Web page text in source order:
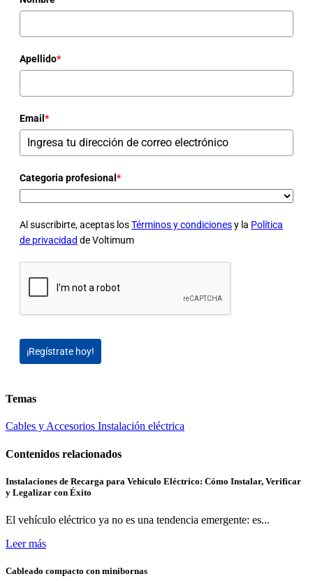
Apellido*
Email *
Categoria profesional *
Al suscribirte, aceptas losTérminos y condicionesy la Política
de privacidad de Voltimum
¡Regístrate hoy!
Temas
Cables y Accesorios Instalación eléctrica
Contenidos relacionados
Instalaciones de Recarga para Vehículo Eléctrico: Cómo Instalar, Verificar
y Legalizar con Éxito
El vehículo eléctrico ya no es una tendencia emergente: es...
Leer más
Cableado compacto con minibornas